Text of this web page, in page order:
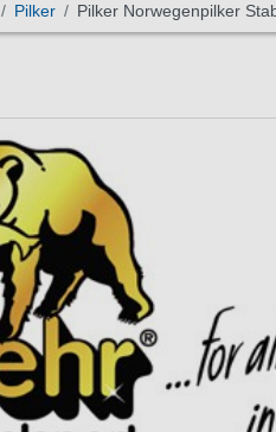
Pilker Pilker Norwegenpilker